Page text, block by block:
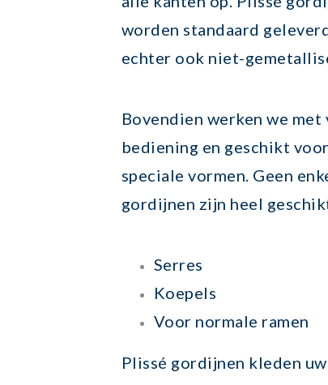
worden standaard
echter ook niet-
Bovendien werken we
bediening en geschikt
speciale vormen. Geen
gordijnen zijn heel
Serres
Koepels
Voor normale ramen
Plissé gordijnen kleden